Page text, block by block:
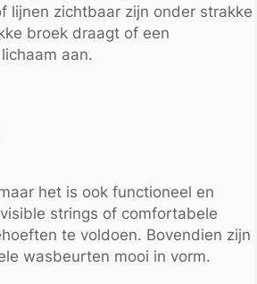
lijnen zichtbaar zijn onder strakke
broek draagt of een
aan.
het is ook functioneel en
strings of comfortabele
te voldoen. Bovendien zijn
wasbeurten mooi in vorm.